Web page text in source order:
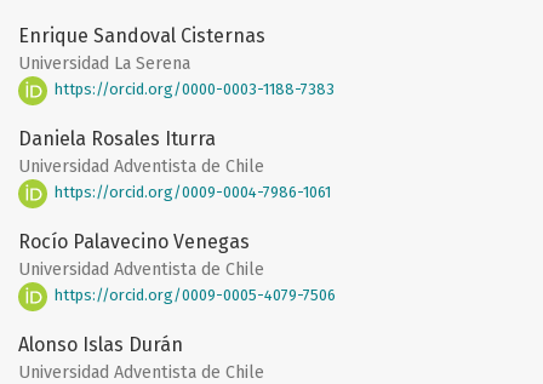
Enrique Sandoval Cisternas
Universidad La Serena
https://orcid.org/0000-0003-1188-7383
Daniela Rosales Iturra
Universidad Adventista de Chile
https://orcid.org/0009-0004-7986-1061
Rocío Palavecino Venegas
Universidad Adventista de Chile
https://orcid.org/0009-0005-4079-7506
Alonso Islas Durán
Universidad Adventista de Chile